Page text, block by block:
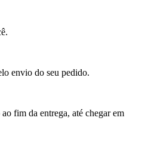
envio do seu pedido.
fim da entrega, até chegar em